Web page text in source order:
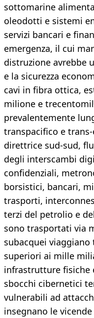
sottomarine
oleodotti e sistemi
servizi bancari e
emergenza, il cui
distruzione avrebbe
e la sicurezza
cavi in fibra ottica,
milione e
prevalentemente
transpacifico e
direttrice sud-sud,
degli interscambi
confidenziali,
borsistici, bancari,
trasporti,
terzi del petrolio e
sono trasportati via
subacquei
superiori ai mille
infrastrutture fisiche
sbocchi cibernetici
vulnerabili ad
insegnano le